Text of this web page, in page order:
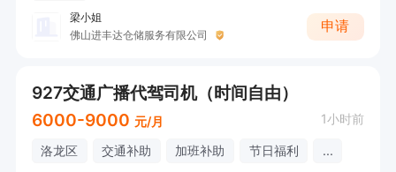
梁小姐
佛山进丰达仓储服务有限公司
申请
927交通广播代驾司机（时间自由）
6000-9000 元/月 1小时前
洛龙区 交通补助 加班补助 节日福利 ...